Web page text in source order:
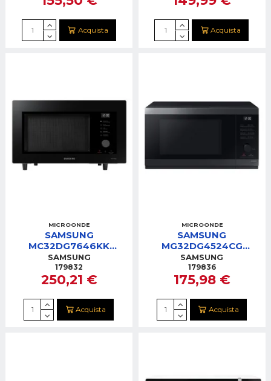
Acquista Acquista
MICROONDE
SAMSUNG
MC32DG7646KK
FORNO MICROONDE
32LT NERO VENTILATO
+ GRILL
SAMSUNG
179832
250,21 €
Acquista
MICROONDE
SAMSUNG
MG32DG4524CG
FORNO MICRO 32LT
NERO GRILL DISPLAY
LED
SAMSUNG
179836
175,98 €
Acquista